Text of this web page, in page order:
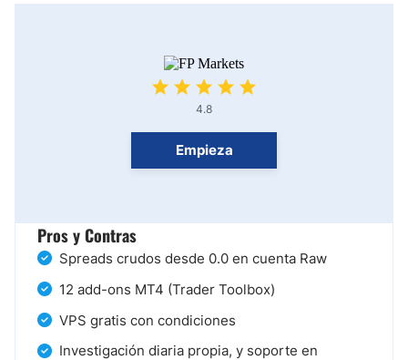
4.8
Empieza
Pros y Contras
Spreads crudos desde 0.0 en cuenta Raw
12 add-ons MT4 (Trader Toolbox)
VPS gratis con condiciones
Investigación diaria propia, y soporte en